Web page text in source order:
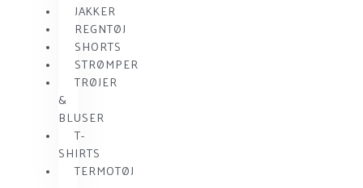
JAKKER
REGNTØJ
SHORTS
STRØMPER
TRØJER
&
BLUSER
T-
SHIRTS
TERMOTØJ